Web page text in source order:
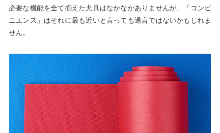
必要な機能を全て揃えた犬具はなかなかありませんが、「コンビ
ニエンス」はそれに最も近いと言っても過言ではないかもしれま
せん。